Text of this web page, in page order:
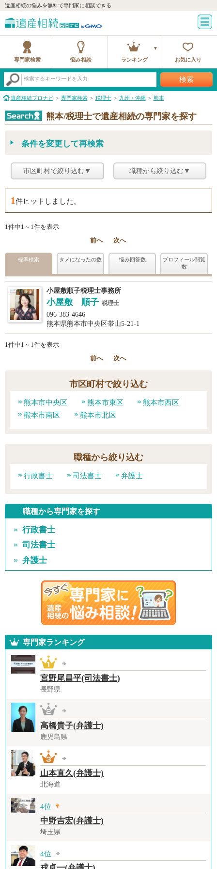
遺産相続の悩みを無料で専門家に相談できる
専門家検索 悩み相談 ランキング お気に入り
検索するキーワードを入力 検索
遺産相続プロナビ 専門家検索 税理士 九州・沖縄 熊本
熊本/税理士で遺産相続の専門家を探す
条件を変更して再検索
市区町村で絞り込む▼ 職種から絞り込む▼
1件ヒットしました。
1件中1～1件を表示
前へ 次へ
標準検索 タメになったの数 悩み回答数
プロフィール閲覧
数
小屋敷順子税理士事務所
小屋敷 順子 税理士
096-383-4646
熊本県熊本市中央区帯山5-21-1
1件中1～1件を表示
前へ 次へ
市区町村で絞り込む
熊本市中央区 熊本市東区
熊本市西区
熊本市南区
熊本市北区
職種から絞り込む
行政書士 司法書士 弁護士
職種から専門家を探す
行政書士
司法書士
弁護士
専門家ランキング
宮野尾昌平(司法書士)
長野県
高橋貴子(弁護士)
鹿児島県
山本直久(弁護士)
北海道
4位
中野吉宏(弁護士)
埼玉県
4位